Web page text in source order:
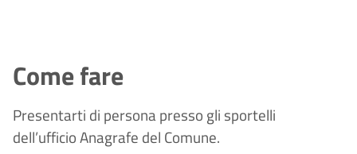
Come fare
Presentarti di persona presso gli sportelli
dell’ufficio Anagrafe del Comune.